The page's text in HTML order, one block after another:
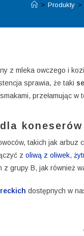
> Produkty >
z mleka owczego i
sprawia, że taki
przełamując w
koneserów
takich jak arbuz
z oliwą z oliwek,
z grupy B, jak również
dostępnych w